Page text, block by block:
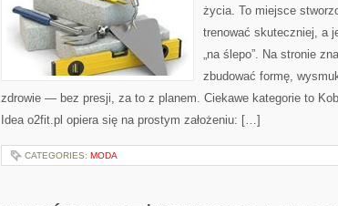
życia. To miejsce
trenować skuteczniej, a
„na ślepo”. Na stronie
zbudować formę,
zdrowie — bez presji, za to z planem. Ciekawe kategorie to
Idea o2fit.pl opiera się na prostym założeniu: […]
CATEGORIES: MODA